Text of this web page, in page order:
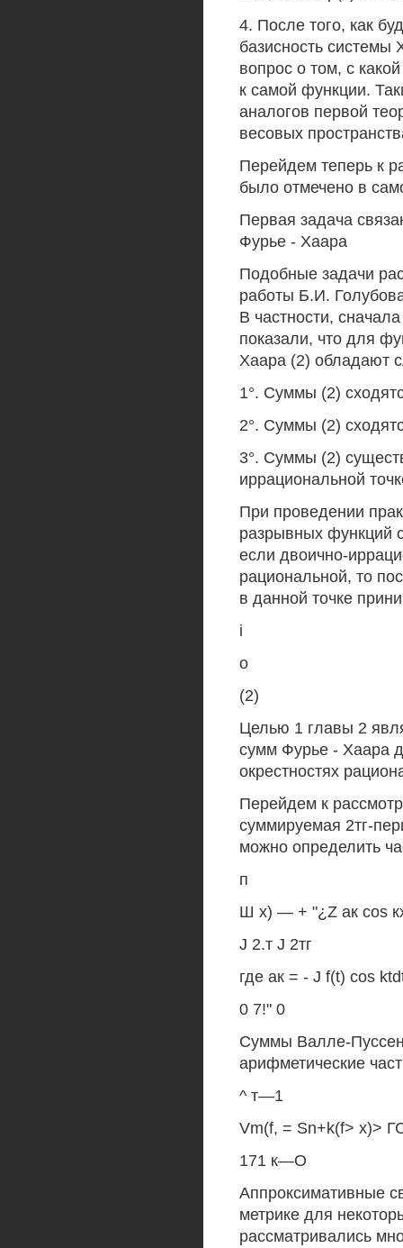
4. После того, как
базисность системы
вопрос о том, с
к самой функции.
аналогов первой
весовых
Перейдем теперь к
было отмечено в
Первая задача
Фурье - Хаара
Подобные задачи
работы Б.И.
В частности,
показали, что для
Хаара (2) обладают
1°. Суммы (2)
2°. Суммы (2)
3°. Суммы (2)
иррациональной
При проведении
разрывных функций
если двоично-
рациональной, то
в данной точке
i
о
(2)
Целью 1 главы 2
сумм Фурье - Хаара
окрестностях
Перейдем к
суммируемая 2тг-
можно определить
п
Ш х) — + "¿Z ак cos
J 2.т J 2тг
где ак = - J f(t) cos
0 7!" 0
Суммы Валле-
арифметические
^ т—1
Vm(f, = Sn+k(f> х)>
171 к—О
Аппроксимативные
метрике для
рассматривались